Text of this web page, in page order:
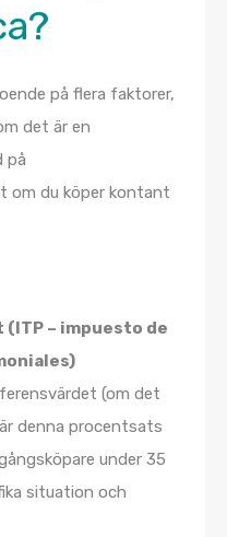
på flera faktorer,
det är en
på
om du köper kontant
– impuesto de
(om det
denna procentsats
under 35
situation och